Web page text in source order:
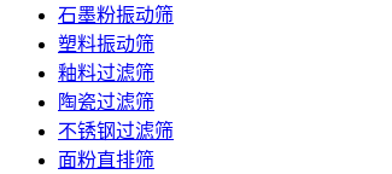
石墨粉振动筛
塑料振动筛
釉料过滤筛
陶瓷过滤筛
不锈钢过滤筛
面粉直排筛